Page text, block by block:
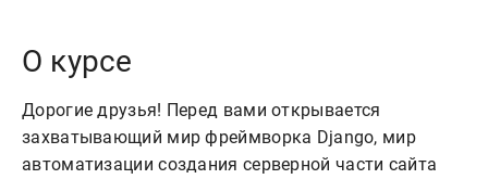
О курсе
Дорогие друзья! Перед вами открывается
захватывающий мир фреймворка Django, мир
автоматизации создания серверной части сайта